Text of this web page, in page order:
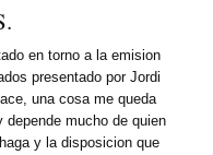
en torno a la emision
presentado por Jordi
una cosa me queda
mucho de quien
y la disposicion que